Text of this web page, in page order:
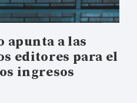
apunta a las
editores para el
ingresos